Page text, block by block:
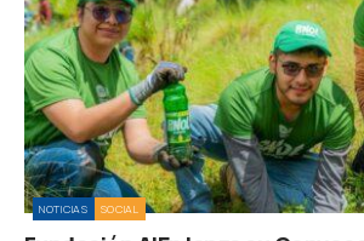
NOTICIAS SOCIAL